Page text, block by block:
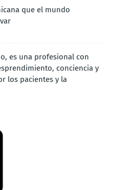
que el mundo
es una profesional con
conciencia y
los pacientes y la